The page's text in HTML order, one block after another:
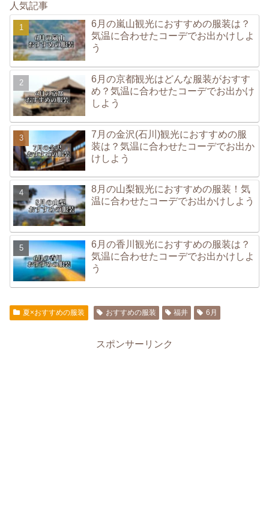
人気記事
6月の嵐山観光におすすめの服装は？
気温に合わせたコーデでお出かけしよ
う
6月の京都観光はどんな服装がおすす
め？気温に合わせたコーデでお出かけ
しよう
7月の金沢(石川)観光におすすめの服
装は？気温に合わせたコーデでお出か
けしよう
8月の山梨観光におすすめの服装！気
温に合わせたコーデでお出かけしよう
6月の香川観光におすすめの服装は？
気温に合わせたコーデでお出かけしよ
う
夏×おすすめの服装 おすすめの服装 福井 6月
スポンサーリンク